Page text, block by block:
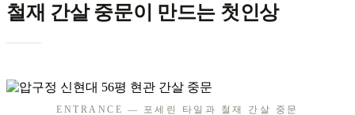
철재 간살 중문이 만드는 첫인상
ENTRANCE — 포세린 타일과 철재 간살 중문